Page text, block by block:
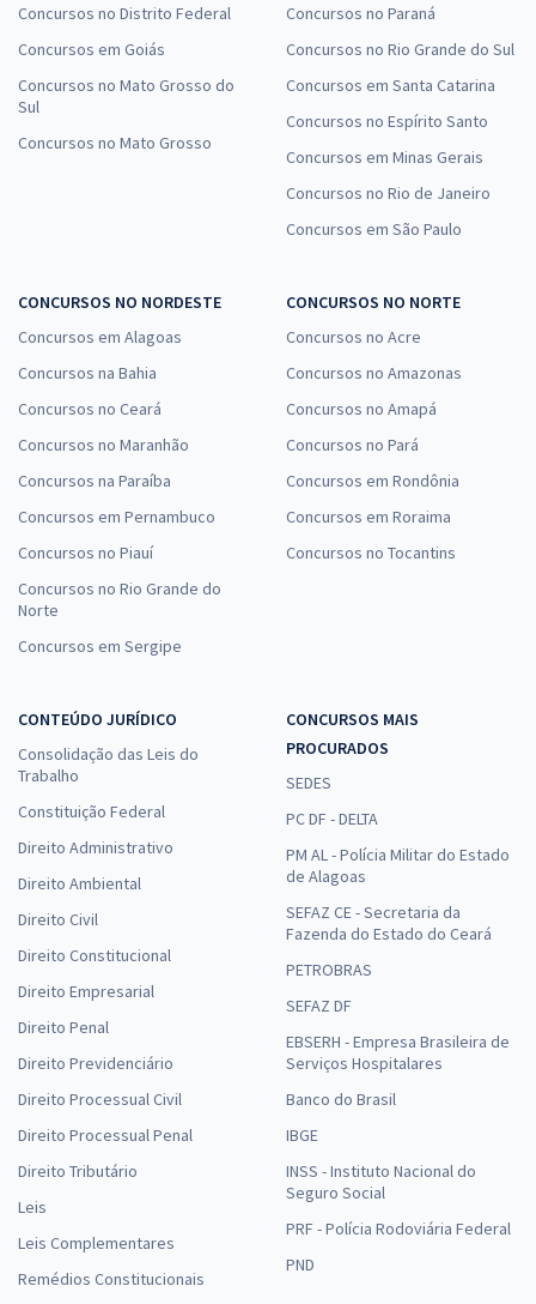
Concursos no Distrito Federal
Concursos em Goiás
Concursos no Mato Grosso do
Sul
Concursos no Mato Grosso
Concursos no Paraná
Concursos no Rio Grande do Sul
Concursos em Santa Catarina
Concursos no Espírito Santo
Concursos em Minas Gerais
Concursos no Rio de Janeiro
Concursos em São Paulo
CONCURSOS NO NORDESTE
Concursos em Alagoas
Concursos na Bahia
Concursos no Ceará
Concursos no Maranhão
Concursos na Paraíba
Concursos em Pernambuco
Concursos no Piauí
Concursos no Rio Grande do
Norte
Concursos em Sergipe
CONCURSOS NO NORTE
Concursos no Acre
Concursos no Amazonas
Concursos no Amapá
Concursos no Pará
Concursos em Rondônia
Concursos em Roraima
Concursos no Tocantins
CONTEÚDO JURÍDICO
Consolidação das Leis do
Trabalho
Constituição Federal
Direito Administrativo
Direito Ambiental
Direito Civil
Direito Constitucional
Direito Empresarial
Direito Penal
Direito Previdenciário
Direito Processual Civil
Direito Processual Penal
Direito Tributário
Leis
Leis Complementares
Remédios Constitucionais
CONCURSOS MAIS
PROCURADOS
SEDES
PC DF - DELTA
PM AL - Polícia Militar do Estado
de Alagoas
SEFAZ CE - Secretaria da
Fazenda do Estado do Ceará
PETROBRAS
SEFAZ DF
EBSERH - Empresa Brasileira de
Serviços Hospitalares
Banco do Brasil
IBGE
INSS - Instituto Nacional do
Seguro Social
PRF - Polícia Rodoviária Federal
PND